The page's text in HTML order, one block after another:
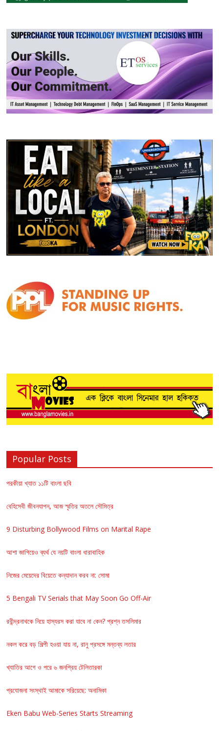
Popular Posts
পরকীয়া খ্যাত ১১টি বাংলা ছবি
বেহিসেবী জীবনযাপন, আজ স্মৃতির অতলে সৌমিত্র
9 Disturbing Bollywood Films on Marital Rape
আশা জাগিয়েও ব্যর্থ যে নয়টি বাংলা ধারাবাহিক
নিজের মেয়েদের বিয়েতে কন্যাদান করব না: সোমা
5 Bengali TV Serials that May Soon Go Off-Air
রবীন্দ্রনাথকে নিয়ে হাস্যরস করা যাবে না কেন? প্রশ্ন তসলিমার
নকল করে বড় শিল্পী হওয়া যায় না, রানু প্রসঙ্গে মন্তব্য লতার
খ্যাতির আগে ও পরে ৬ জনপ্রিয় টেলিতারকা
প্রযোজনা সংস্থাই আমাকে সরিয়েছে: অনামিকা
Eken Babu Web-Series Starts Streaming